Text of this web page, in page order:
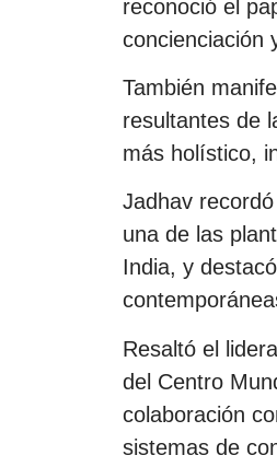
reconoció el
concienciación
También
resultantes de
más holístico,
Jadhav
una de las
India, y
Resaltó el
del Centro
colaboración
sistemas de